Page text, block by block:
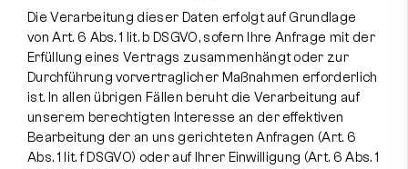
Die Verarbeitung dieser Daten erfolgt auf Grundlage
von Art. 6 Abs. 1 lit. b DSGVO, sofern Ihre Anfrage mit der
Erfüllung eines Vertrags zusammenhängt oder zur
Durchführung vorvertraglicher Maßnahmen erforderlich
ist. In allen übrigen Fällen beruht die Verarbeitung auf
unserem berechtigten Interesse an der effektiven
Bearbeitung der an uns gerichteten Anfragen (Art. 6
Abs. 1 lit. f DSGVO) oder auf Ihrer Einwilligung (Art. 6 Abs. 1